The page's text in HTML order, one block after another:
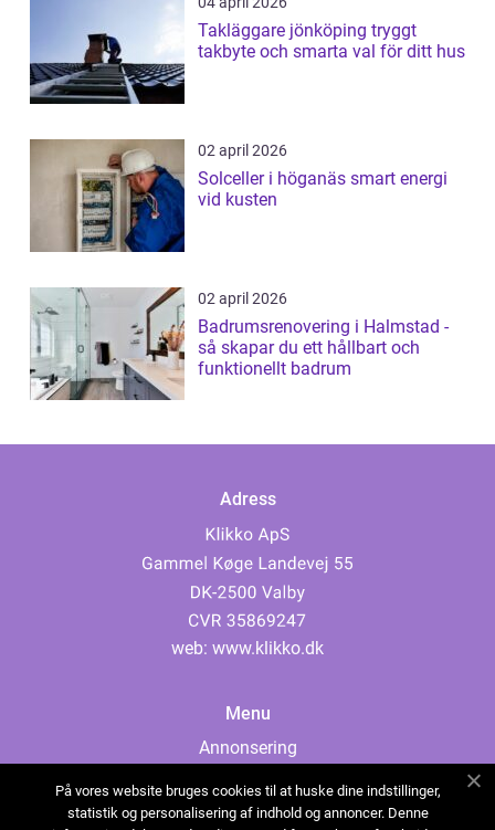
Takläggare jönköping tryggt
takbyte och smarta val för ditt hus
02 april 2026
Solceller i höganäs smart energi
vid kusten
02 april 2026
Badrumsrenovering i Halmstad -
så skapar du ett hållbart och
funktionellt badrum
Adress
web: www.klikko.dk
Menu
Annonsering
Cookies
På vores website bruges cookies til at huske dine indstillinger,
statistik og personalisering af indhold og annoncer. Denne